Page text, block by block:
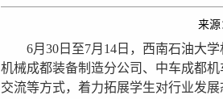
来
6月30日至7月14日，西南石油大
机械成都装备制造分公司、中车成都
交流等方式，着力拓展学生对行业发